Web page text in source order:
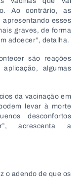
Ao contrário, as
apresentando esses
graves, de forma
adoecer”, detalha.
são reações
algumas
da vacinação em
levar à morte
desconfortos
acrescenta a
o adendo de que os